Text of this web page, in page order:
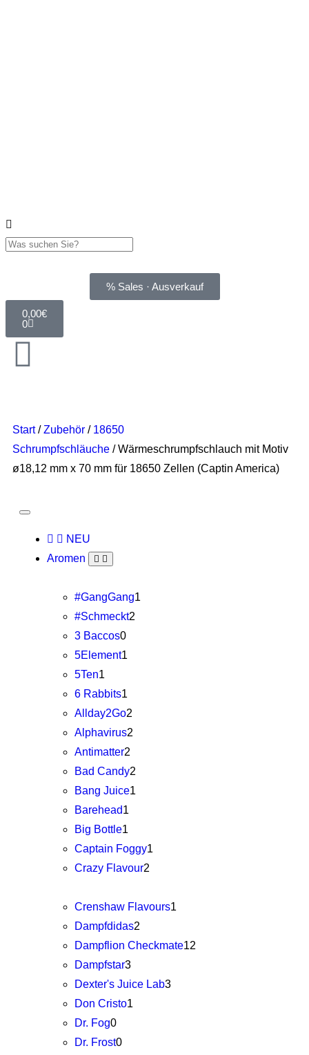
% Sales · Ausverkauf
0,00€
0
Start/Zubehör / 18650
Schrumpfschläuche / Wärmeschrumpfschlauch mit Motiv
ø18,12 mm x 70 mm für 18650 Zellen (Captin America)
NEU
Aromen
#GangGang1
#Schmeckt2
3 Baccos0
5Element1
5Ten1
6 Rabbits1
Allday2Go2
Alphavirus2
Antimatter2
Bad Candy2
Bang Juice1
Barehead1
Big Bottle1
Captain Foggy1
Crazy Flavour2
Crenshaw Flavours1
Dampfdidas2
Dampflion Checkmate12
Dampfstar3
Dexter's Juice Lab3
Don Cristo1
Dr. Fog0
Dr. Frost0